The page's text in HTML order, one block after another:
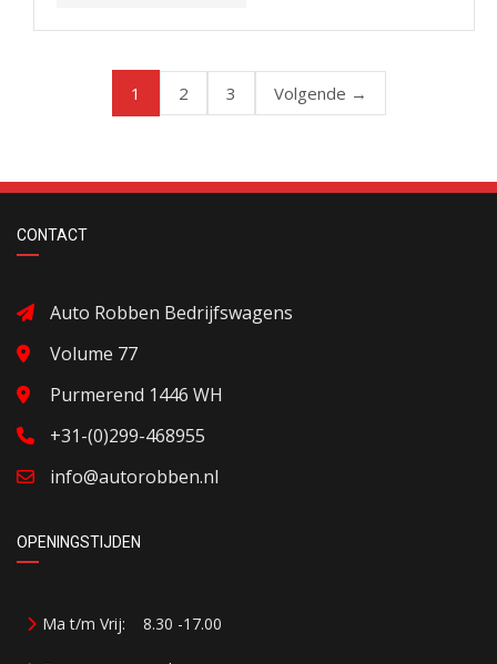
1 2 3 Volgende →
CONTACT
Auto Robben Bedrijfswagens
Volume 77
Purmerend 1446 WH
+31-(0)299-468955
info@autorobben.nl
OPENINGSTIJDEN
Ma t/m Vrij: 8.30 -17.00